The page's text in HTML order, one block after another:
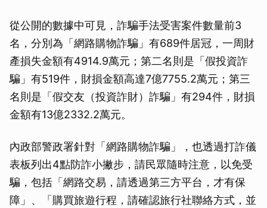
從公開的數據中可見，詐騙手法受害案件數量前3
名，分別為「網路購物詐騙」有689件居冠，一周財
產損失金額有4914.9萬元；第二名則是「假投資詐
騙」有519件，財損金額高達7億7755.2萬元；第三
名則是「假交友（投資詐財）詐騙」有294件，財損
金額有13億2332.2萬元。
內政部警政署針對「網路購物詐騙」，也透過打詐儀
表板列出4點防詐小撇步，請民眾隨時注意，以免受
騙，包括「網路交易，請透過第三方平台，才有保
障」、「購買旅遊行程，請確認旅行社聯絡方式，並